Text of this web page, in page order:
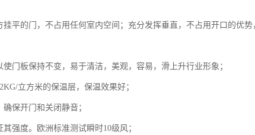
平的门，不占用任何室内空间；充分发挥垂直，不占用开口的优势
门板保持不变，易于清洁，美观，容易，滑上升行业形象；
立方米的保温层，保温效果好；
保开门和关闭静音；
强度。欧洲标准测试瞬时10级风；